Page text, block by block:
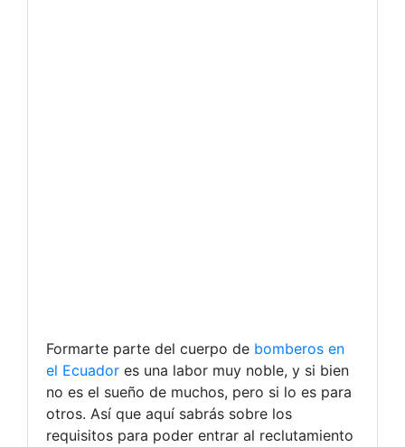
Formarte parte del cuerpo de bomberos en
el Ecuador es una labor muy noble, y si bien
no es el sueño de muchos, pero si lo es para
otros. Así que aquí sabrás sobre los
requisitos para poder entrar al reclutamiento